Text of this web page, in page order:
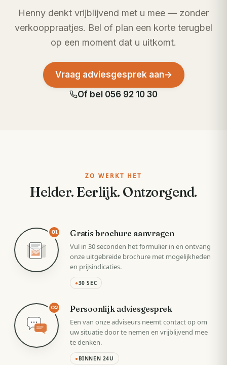
Henny denkt vrijblijvend met u mee — zonder
verkooppraatjes. Bel of plan een korte terugbel
op een moment dat u uitkomt.
Vraag adviesgesprek aan→
Of bel 056 92 10 30
ZO WERKT HET
Helder. Eerlijk. Ontzorgend.
01 Gratis brochure aanvragen
Vul in 30 seconden het formulier in en ontvang
onze uitgebreide brochure met mogelijkheden
en prijsindicaties.
●30 SEC
02 Persoonlijk adviesgesprek
Een van onze adviseurs neemt contact op om
uw situatie door te nemen en vrijblijvend mee
te denken.
● BINNEN 24U